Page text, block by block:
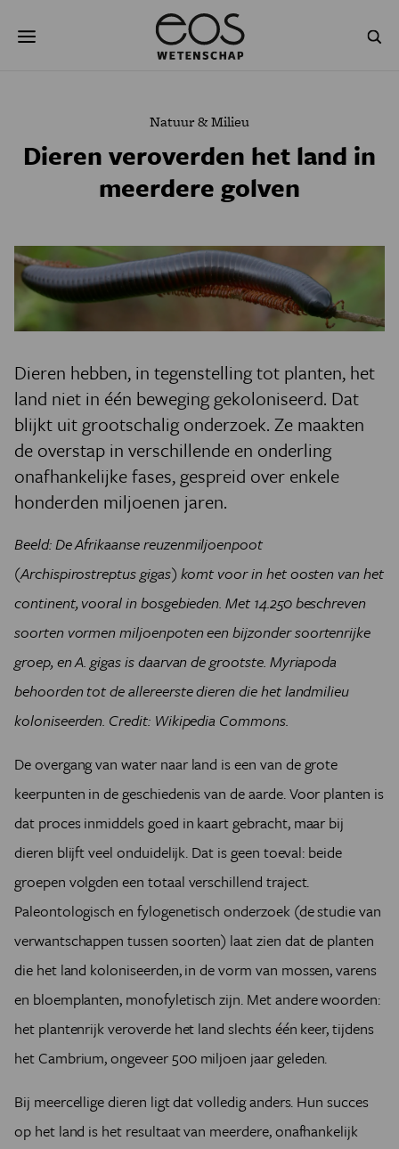
naar
NATUURWETENSCHAPPEN GESCHIEDENIS
PODCAST AGENDA
Natuur & Milieu
Dieren veroverden het land in
meerdere golven
Dieren hebben, in tegenstelling tot planten, het
land niet in één beweging gekoloniseerd. Dat
blijkt uit grootschalig onderzoek. Ze maakten
de overstap in verschillende en onderling
onafhankelijke fases, gespreid over enkele
honderden miljoenen jaren.
Beeld:De Afrikaanse reuzenmiljoenpoot
(Archispirostreptus gigas) komt voor in het oosten van het
continent, vooral in bosgebieden. Met 14.250 beschreven
soorten vormen miljoenpoten een bijzonder soortenrijke
groep, en A. gigas is daarvan de grootste. Myriapoda
behoorden tot de allereerste dieren die het landmilieu
koloniseerden. Credit: Wikipedia Commons.
De overgang van water naar land is een van de grote
keerpunten in de geschiedenis van de aarde. Voor planten is
dat proces inmiddels goed in kaart gebracht, maar bij
dieren blijft veel onduidelijk. Dat is geen toeval: beide
groepen volgden een totaal verschillend traject.
Paleontologisch en fylogenetisch onderzoek (de studie van
verwantschappen tussen soorten) laat zien dat de planten
die het land koloniseerden, in de vorm van mossen, varens
en bloemplanten, monofyletisch zijn. Met andere woorden:
het plantenrijk veroverde het land slechts één keer, tijdens
het Cambrium, ongeveer 500 miljoen jaar geleden.
Bij meercellige dieren ligt dat volledig anders. Hun succes
op het land is het resultaat van meerdere, onafhankelijk